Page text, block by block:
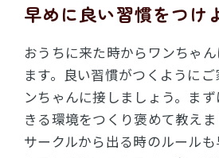
早めに良い習慣をつけ
おうちに来た時からワンちゃ
ます。良い習慣がつくように
ンちゃんに接しましょう。ま
きる環境をつくり褒めて教えま
サークルから出る時のルール